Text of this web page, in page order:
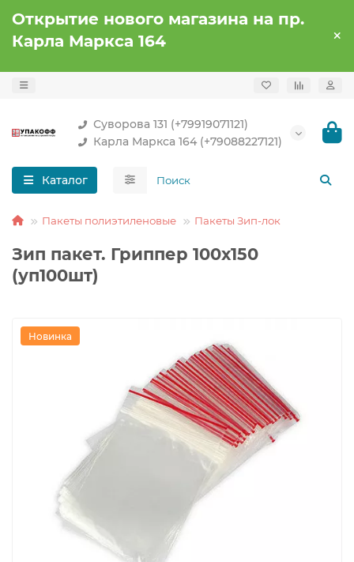
Открытие нового магазина на пр.
Карла Маркса 164
Суворова 131 (+79919071121)
Карла Маркса 164 (+79088227121)
Каталог
Пакеты полиэтиленовые Пакеты Зип-лок
Зип пакет. Гриппер 100х150
(уп100шт)
Новинка